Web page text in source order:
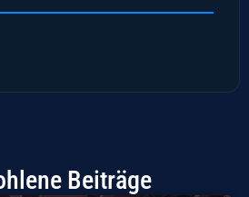
Beiträge